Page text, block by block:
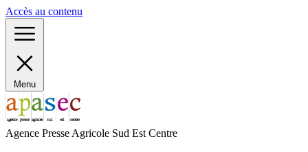
Accès au contenu
Menu
Agence Presse Agricole Sud Est Centre
Panneau de gestion des cookies